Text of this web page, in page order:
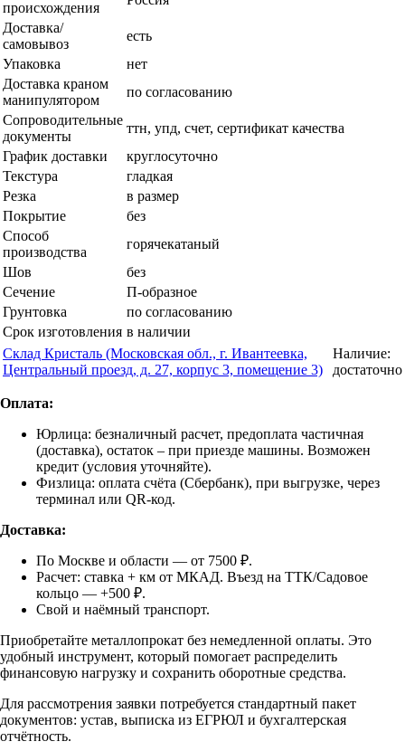
происхождения
Доставка/
самовывоз
есть
Упаковка
нет
Доставка краном
манипулятором
по согласованию
Сопроводительные
документы
ттн, упд, счет, сертификат качества
График доставки
круглосуточно
Текстура
гладкая
Резка
в размер
Покрытие
без
Способ
производства
горячекатаный
Шов
без
Сечение
П-образное
Грунтовка
по согласованию
Срок изготовления в наличии
Склад Кристаль (Московская обл., г. Ивантеевка,
Центральный проезд, д. 27, корпус 3, помещение 3)
Наличие:
достаточно
Оплата:
Юрлица: безналичный расчет, предоплата частичная
(доставка), остаток – при приезде машины. Возможен
кредит (условия уточняйте).
Физлица: оплата счёта (Сбербанк), при выгрузке, через
терминал или QR-код.
Доставка:
По Москве и области — от 7500 ₽.
Расчет: ставка + км от МКАД. Въезд на ТТК/Садовое
кольцо — +500 ₽.
Свой и наёмный транспорт.
Приобретайте металлопрокат без немедленной оплаты. Это
удобный инструмент, который помогает распределить
финансовую нагрузку и сохранить оборотные средства.
Для рассмотрения заявки потребуется стандартный пакет
документов: устав, выписка из ЕГРЮЛ и бухгалтерская
отчётность.